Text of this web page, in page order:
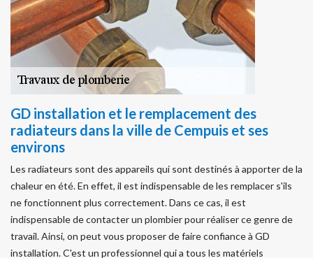
GD installation et le remplacement des
radiateurs dans la ville de Cempuis et ses
environs
Les radiateurs sont des appareils qui sont destinés à apporter de la
chaleur en été. En effet, il est indispensable de les remplacer s'ils
ne fonctionnent plus correctement. Dans ce cas, il est
indispensable de contacter un plombier pour réaliser ce genre de
travail. Ainsi, on peut vous proposer de faire confiance à GD
installation. C'est un professionnel qui a tous les matériels